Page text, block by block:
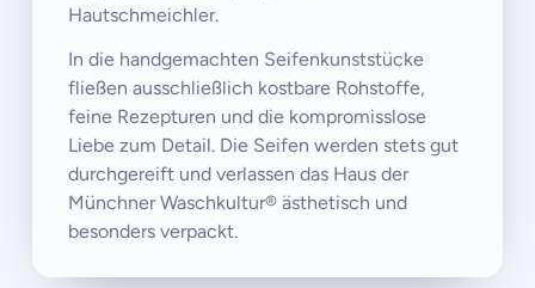
Hautschmeichler.
In die handgemachten Seifenkunststücke
fließen ausschließlich kostbare Rohstoffe,
feine Rezepturen und die kompromisslose
Liebe zum Detail. Die Seifen werden stets gut
durchgereift und verlassen das Haus der
Münchner Waschkultur® ästhetisch und
besonders verpackt.